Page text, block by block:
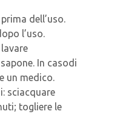
dell’uso.
l’uso.
In casodi
un medico.
sciacquare
togliere le